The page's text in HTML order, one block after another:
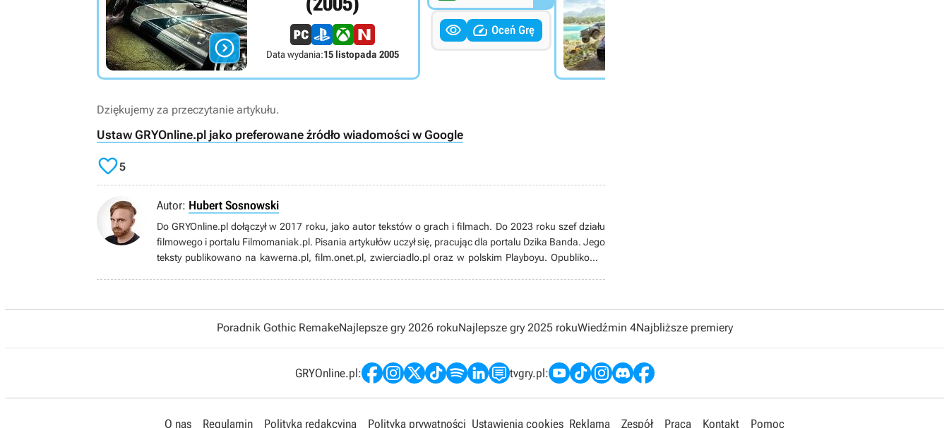
 Data wydania:15 listopada 2005
  Oceń Grę
Dziękujemy za przeczytanie artykułu.
Ustaw GRYOnline.pl jako preferowane źródło wiadomości w Google
5
Autor: Hubert Sosnowski
Do GRYOnline.pl dołączył w 2017 roku, jako autor tekstów o grach i filmach. Do 2023 roku szef działu
filmowego i portalu Filmomaniak.pl. Pisania artykułów uczył się, pracując dla portalu Dzika Banda. Jego
teksty publikowano na kawerna.pl, film.onet.pl, zwierciadlo.pl oraz w polskim Playboyu. Opublikował
metalu. Od 2012 roku gra i tworzy larpy, zarówno w ramach Białostockiego Klubu Larpowego Żywia,
jak i komercyjne przedsięwzięcia w stylu Witcher School.
Poradnik Gothic RemakeNajlepsze gry 2026 rokuNajlepsze gry 2025 rokuWiedźmin 4Najbliższe premiery
GRYOnline.pl: tvgry.pl:
O nas Regulamin Polityka redakcyjna Polityka prywatności Ustawienia cookies Reklama Zespół Praca Kontakt Pomoc